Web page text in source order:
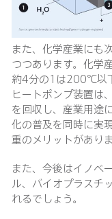
また、化学産業にも
つつあります。化学
約4分の1は200℃以
ヒートポンプ装置は
を回収し、産業用途
化の普及を同時に実
重のメリットがありま
また、今後はイノベ
ル、バイオプラスチ
れるでしょう。